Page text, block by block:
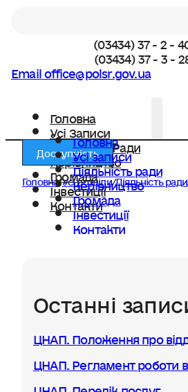
(03434) 37 - 2 -
(03434) 37 - 3 -
Email office@polsr.gov.ua
Головна
Усі Записи
Діяльність Ради
Керівництво
Громада
Інвестиції
Контакти
Головна
Усі записи
Діяльність ради
Керівництво
Громада
Інвестиції
Контакти
Доступність
Головна/Усі розділи/Діяльність ради
Останні
ЦНАП. Положення про
ЦНАП. Регламент роботи